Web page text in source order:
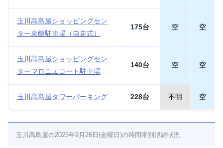
玉川高島屋ショッピングセン
ター東館駐車場（自走式）
175台 空 空
玉川高島屋ショッピングセン
ターマロニエコート駐車場
140台 空 空
玉川高島屋タワーパーキング 228台 不明 空
玉川高島屋の2025年9月26日(金曜日)の時間帯別混雑状況